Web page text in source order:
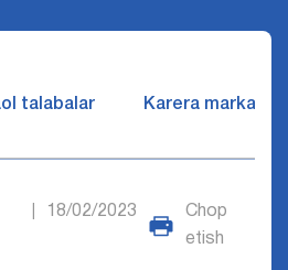
talabalar Karera markazi
18/02/2023
Chop
etish